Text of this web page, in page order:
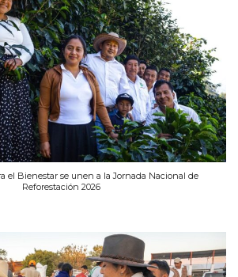
el Bienestar se unen a la Jornada Nacional de
Reforestación 2026